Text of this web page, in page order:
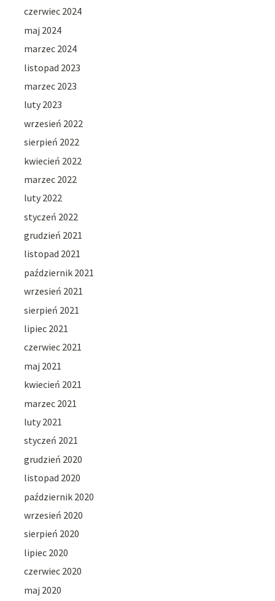
czerwiec 2024
maj 2024
marzec 2024
listopad 2023
marzec 2023
luty 2023
wrzesień 2022
sierpień 2022
kwiecień 2022
marzec 2022
luty 2022
styczeń 2022
grudzień 2021
listopad 2021
październik 2021
wrzesień 2021
sierpień 2021
lipiec 2021
czerwiec 2021
maj 2021
kwiecień 2021
marzec 2021
luty 2021
styczeń 2021
grudzień 2020
listopad 2020
październik 2020
wrzesień 2020
sierpień 2020
lipiec 2020
czerwiec 2020
maj 2020